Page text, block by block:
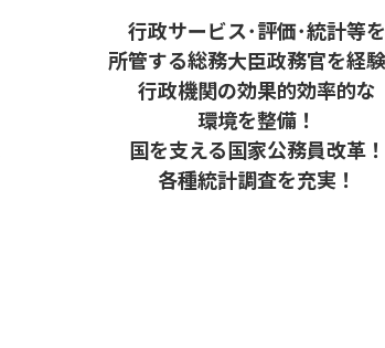
行政サービス･評価･統計等を
所管する総務大臣政務官を経験
行政機関の効果的効率的な
環境を整備！
国を支える国家公務員改革！
各種統計調査を充実！